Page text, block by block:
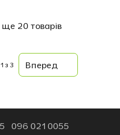
20 товарів
1 з 3 Вперед
096 021 0055